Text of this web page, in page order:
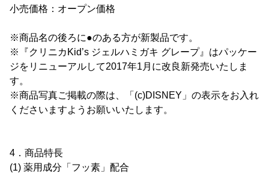
小売価格：オープン価格
※商品名の後ろに●のある方が新製品です。
※『クリニカKid’s ジェルハミガキ グレープ』はパッケー
ジをリニューアルして2017年1月に改良新発売いたしま
す。
※商品写真ご掲載の際は、「(c)DISNEY」の表示をお入れ
くださいますようお願いいたします。
4．商品特長
(1) 薬用成分「フッ素」配合